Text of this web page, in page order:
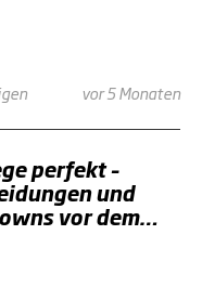
vor 5 Monaten
perfekt –
und
vor dem